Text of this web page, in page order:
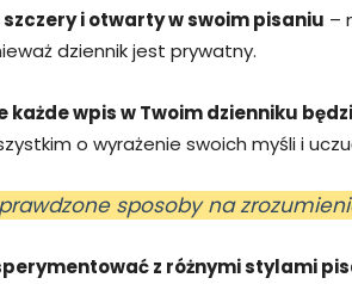
i otwarty w swoim pisaniu –
dziennik jest prywatny.
każde wpis w Twoim dzienniku
o wyrażenie swoich myśli i
sposoby na
z różnymi stylami